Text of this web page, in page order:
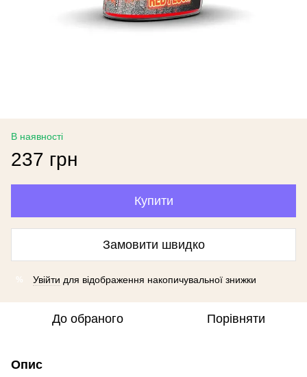
В наявності
237 грн
Купити
Замовити швидко
% Увійти для відображення накопичувальної знижки
До обраного Порівняти
Опис